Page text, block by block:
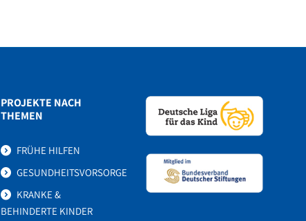
PROJEKTE NACH
THEMEN
FRÜHE HILFEN
GESUNDHEITSVORSORGE
KRANKE &
BEHINDERTE KINDER